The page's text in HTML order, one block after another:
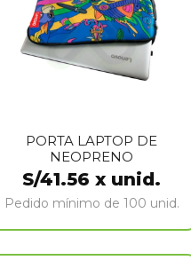
PORTA LAPTOP DE
NEOPRENO
S/41.56 x unid.
Pedido mínimo de 100 unid.